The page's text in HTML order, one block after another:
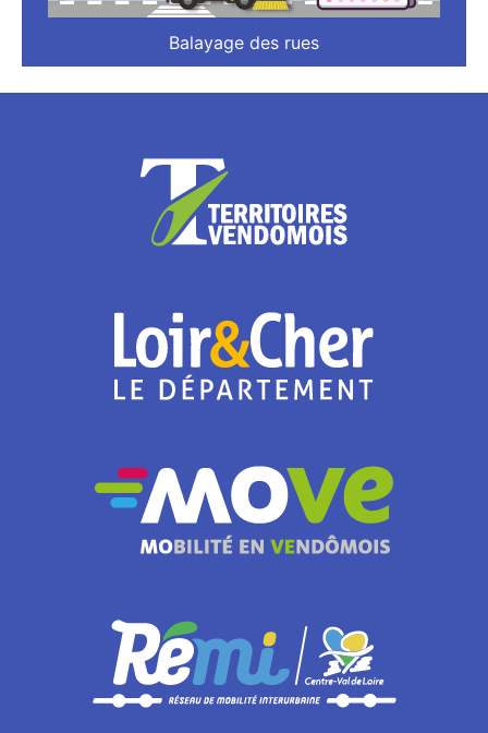
Balayage des rues